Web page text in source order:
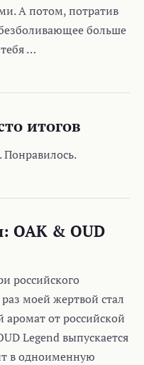
А потом, потратив
больше
…
итогов
Понравилось.
OAK & OUD
российского
моей жертвой стал
от российской
Legend выпускается
в одноименную